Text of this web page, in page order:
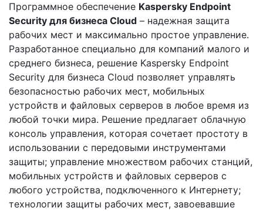
Программное обеспечение Kaspersky Endpoint
Security для бизнеса Cloud – надежная защита
рабочих мест и максимально простое управление.
Разработанное специально для компаний малого и
среднего бизнеса, решение Kaspersky Endpoint
Security для бизнеса Cloud позволяет управлять
безопасностью рабочих мест, мобильных
устройств и файловых серверов в любое время из
любой точки мира. Решение предлагает облачную
консоль управления, которая сочетает простоту в
использовании с передовыми инструментами
защиты; управление множеством рабочих станций,
мобильных устройств и файловых серверов с
любого устройства, подключенного к Интернету;
технологии защиты рабочих мест, завоевавшие